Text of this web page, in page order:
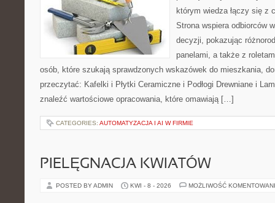
którym wiedza łączy się z
Strona wspiera odbiorców
decyzji, pokazując
panelami, a także z
osób, które szukają sprawdzonych wskazówek do mieszkania,
przeczytać: Kafelki i Płytki Ceramiczne i Podłogi Drewniane i
znaleźć wartościowe opracowania, które omawiają […]
CATEGORIES: AUTOMATYZACJA I AI W FIRMIE
PIELĘGNACJA KWIATÓW
POSTED BY ADMIN KWI - 8 - 2026 MOŻLIWOŚĆ